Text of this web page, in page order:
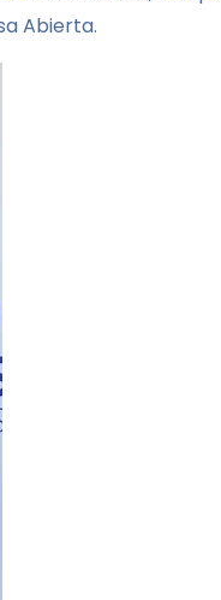
Abierta.